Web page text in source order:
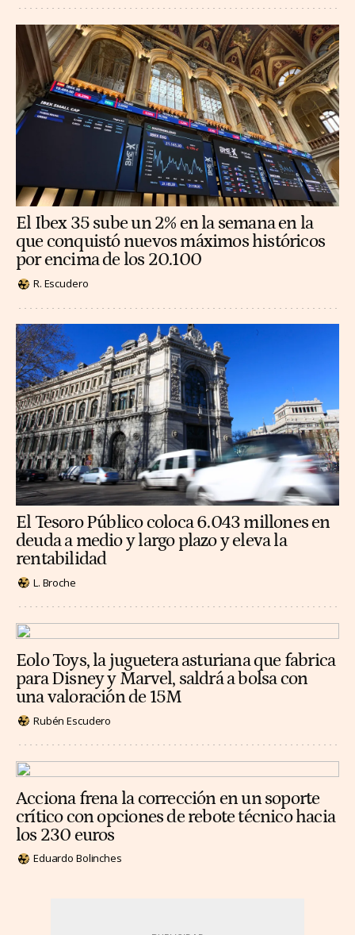
El Ibex 35 sube un 2% en la semana en la
que conquistó nuevos máximos históricos
por encima de los 20.100
R. Escudero
El Tesoro Público coloca 6.043 millones en
deuda a medio y largo plazo y eleva la
rentabilidad
L. Broche
Eolo Toys, la juguetera asturiana que fabrica
para Disney y Marvel, saldrá a bolsa con
una valoración de 15M
Rubén Escudero
Acciona frena la corrección en un soporte
crítico con opciones de rebote técnico hacia
los 230 euros
Eduardo Bolinches